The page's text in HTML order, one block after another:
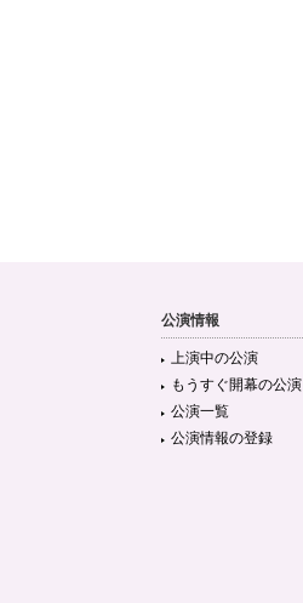
公演情報
上演中の公演
もうすぐ開幕の公演
公演一覧
公演情報の登録